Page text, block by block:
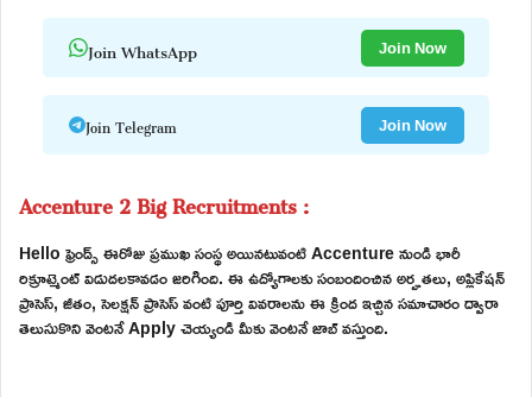
Join WhatsApp Join Now
Join Telegram Join Now
Accenture 2 Big Recruitments :
Hello ఫ్రెండ్స్ ఈరోజు ప్రముఖ సంస్థ అయినటువంటి Accenture నుండి భారీ
రిక్రూట్మెంట్ విడుదలకావడం జరిగింది. ఈ ఉద్యోగాలకు సంబందించిన అర్హతలు, అప్లికేషన్
ప్రాసెస్, జీతం, సెలక్షన్ ప్రాసెస్ వంటి పూర్తి వివరాలను ఈ క్రింద ఇచ్చిన సమాచారం ద్వారా
తెలుసుకొని వెంటనే Apply చెయ్యండి మీకు వెంటనే జాబ్ వస్తుంది.